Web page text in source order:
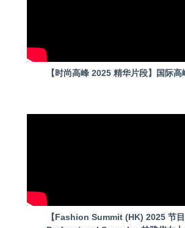
【时尚高峰 2025 精华片段】国际高
【Fashion Summit (HK) 2025 节目